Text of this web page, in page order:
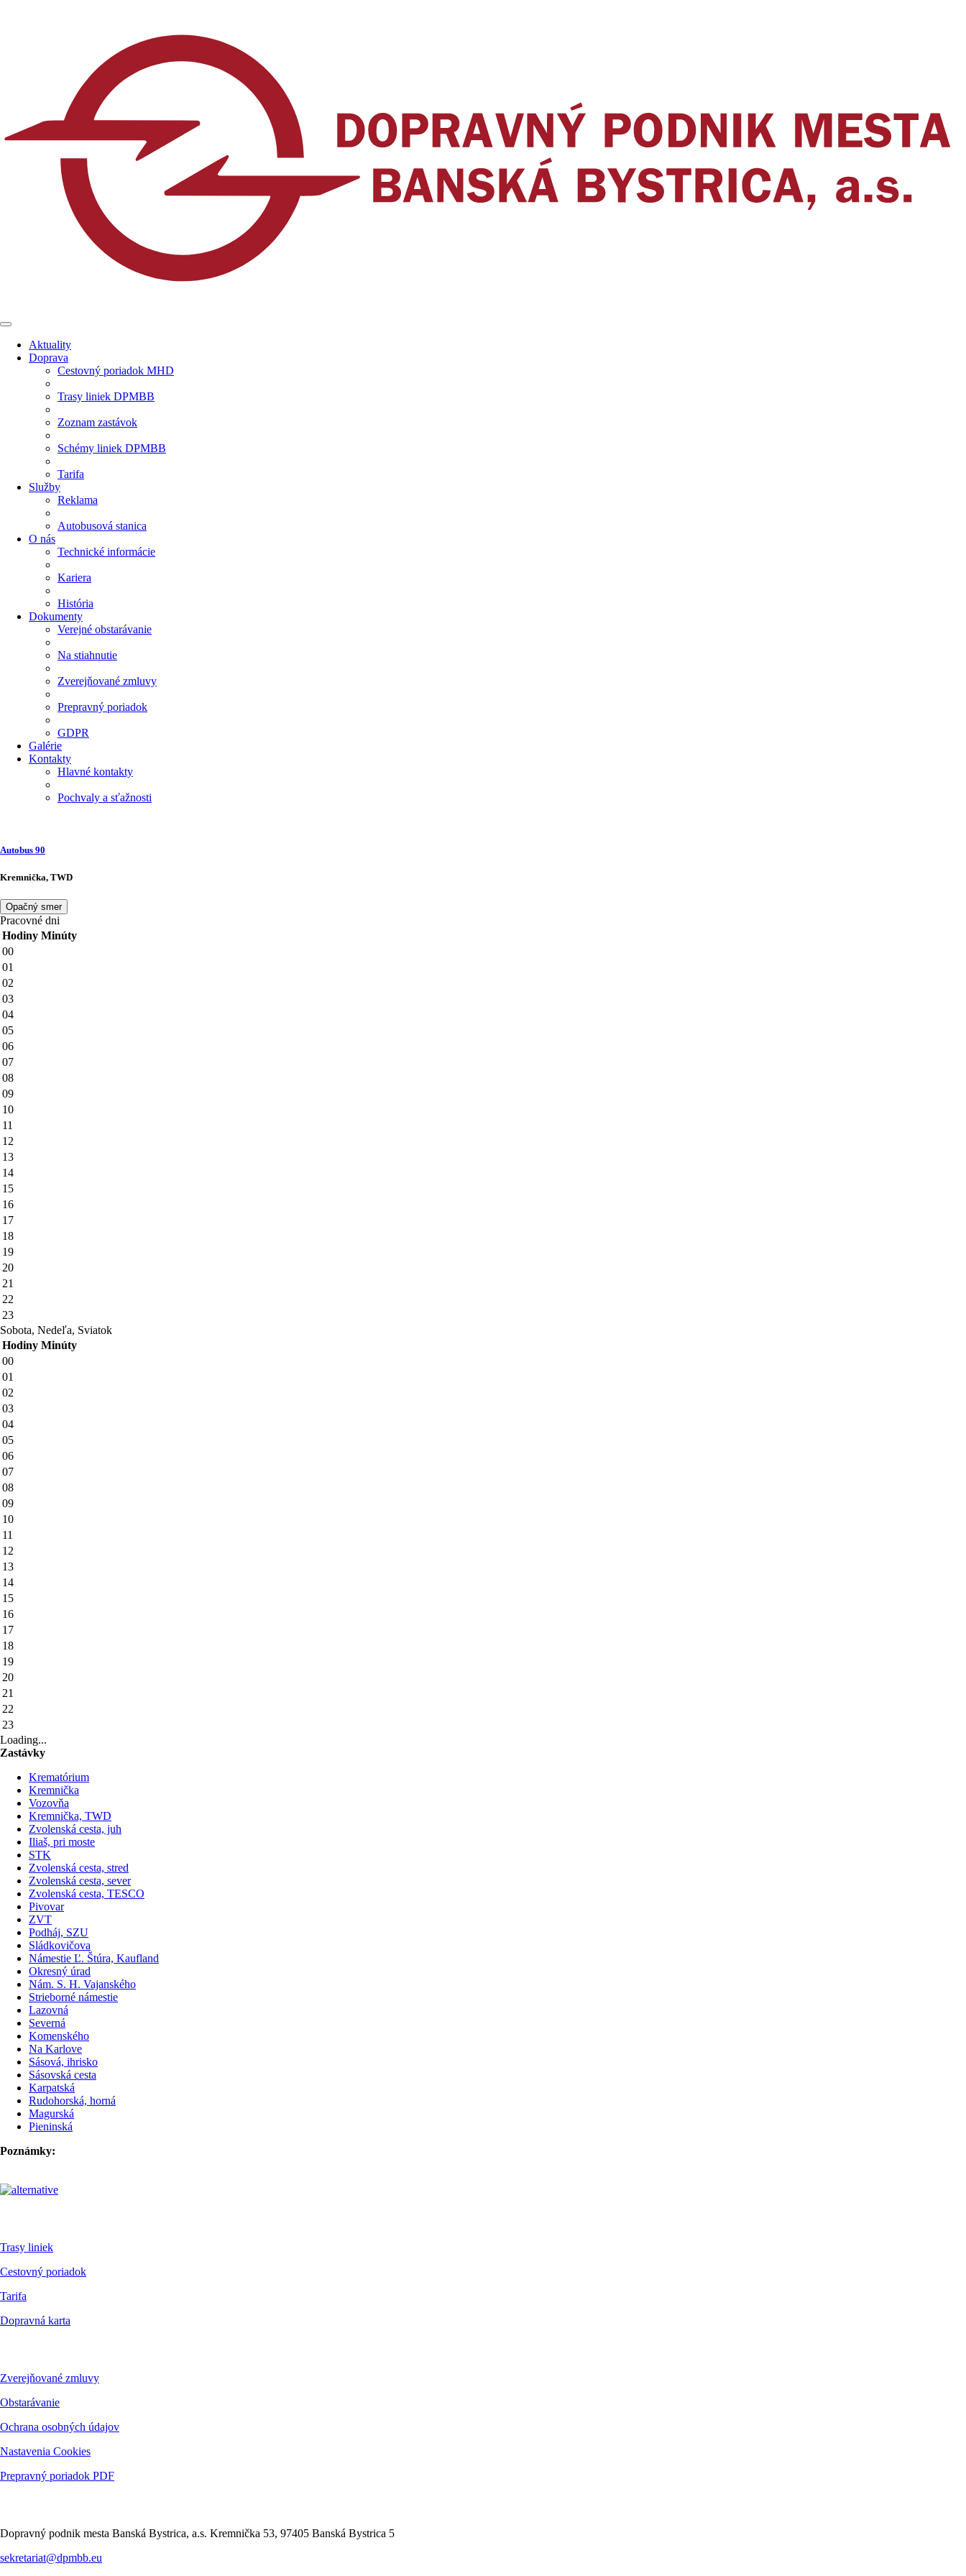
Aktuality
Doprava
Cestovný poriadok MHD
Trasy liniek DPMBB
Zoznam zastávok
Schémy liniek DPMBB
Tarifa
Služby
Reklama
Autobusová stanica
O nás
Technické informácie
Kariera
História
Dokumenty
Verejné obstarávanie
Na stiahnutie
Zverejňované zmluvy
Prepravný poriadok
GDPR
Galérie
Kontakty
Hlavné kontakty
Pochvaly a sťažnosti
Autobus 90
Kremnička, TWD
Opačný smer
Pracovné dni
Hodiny Minúty
00
01
02
03
04
05
06
07
08
09
10
11
12
13
14
15
16
17
18
19
20
21
22
23
Sobota, Nedeľa, Sviatok
Hodiny Minúty
00
01
02
03
04
05
06
07
08
09
10
11
12
13
14
15
16
17
18
19
20
21
22
23
Loading...
Zastávky
Krematórium
Kremnička
Vozovňa
Kremnička, TWD
Zvolenská cesta, juh
Iliaš, pri moste
STK
Zvolenská cesta, stred
Zvolenská cesta, sever
Zvolenská cesta, TESCO
Pivovar
ZVT
Podháj, SZU
Sládkovičova
Námestie Ľ. Štúra, Kaufland
Okresný úrad
Nám. S. H. Vajanského
Strieborné námestie
Lazovná
Severná
Komenského
Na Karlove
Sásová, ihrisko
Sásovská cesta
Karpatská
Rudohorská, horná
Magurská
Pieninská
Poznámky:
Trasy liniek
Cestovný poriadok
Tarifa
Dopravná karta
Zverejňované zmluvy
Obstarávanie
Ochrana osobných údajov
Nastavenia Cookies
Prepravný poriadok PDF
Dopravný podnik mesta Banská Bystrica, a.s. Kremnička 53, 97405 Banská Bystrica 5
sekretariat@dpmbb.eu